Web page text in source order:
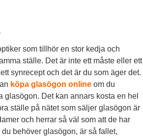
som tillhör en stor kedja och
ställe. Det är inte ett måste eller ett
synrecept och det är du som äger det.
köpa glasögon online om du
glasögon. Det kan annars kosta en hel
ställe på nätet som säljer glasögon är
och herrar så väl som att de har
behöver glasögon, är så fallet,